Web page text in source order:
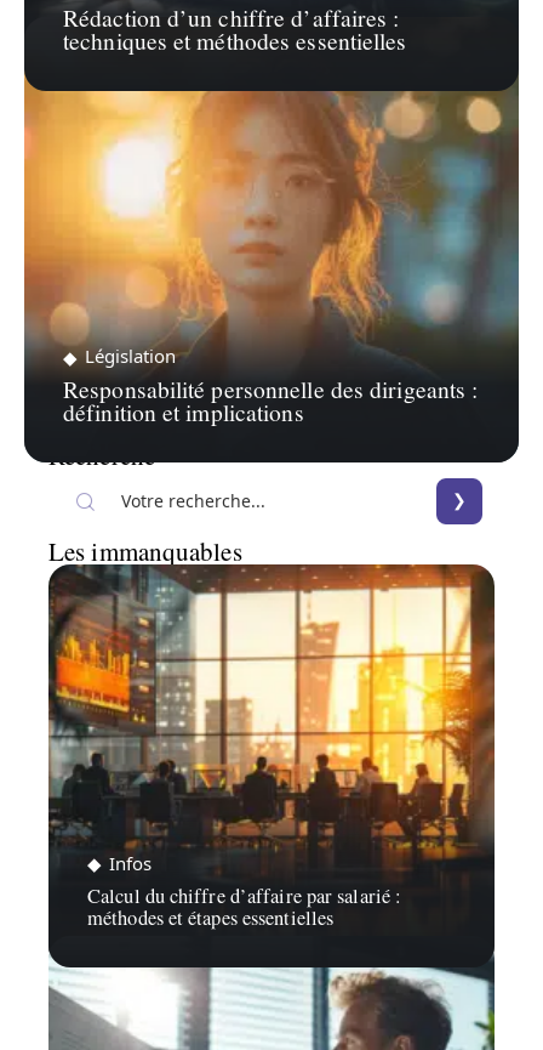
Rédaction d’un chiffre d’affaires :
techniques et méthodes essentielles
Législation
Responsabilité personnelle des dirigeants :
définition et implications
Recherche
Les immanquables
Infos
Calcul du chiffre d’affaire par salarié :
méthodes et étapes essentielles